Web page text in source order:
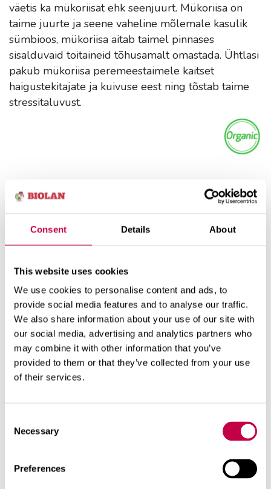
Consent Details About
This website uses cookies
We use cookies to personalise content and ads, to
provide social media features and to analyse our traffic.
We also share information about your use of our site with
our social media, advertising and analytics partners who
may combine it with other information that you’ve
provided to them or that they’ve collected from your use
of their services.
Selection
Necessary
Preferences
väetis ka mükoriisat ehk seenjuurt. Mükoriisa on
taime juurte ja seene vaheline mõlemale kasulik
sümbioos, mükoriisa aitab taimel pinnases
sisalduvaid toitaineid tõhusamalt omastada. Ühtlasi
pakub mükoriisa peremeestaimele kaitset
haigustekitajate ja kuivuse eest ning tõstab taime
stressitaluvust.
Kasutamine Tooteteave
Väetatakse kevadel pärast pinnase sulamist.
Väetist võib puistata taime juurte ümber
maapinnale või tõhustada väetise mõju,
puistates väetisepulbrit juurestiku piirkonda
pinnasesse tehtud aukudesse. Tehke ümber
taime kangi või labidaga iga väetamisjuhises
toodud korgitäie kohta üks auk ja doseerige
väetis otse auku. Katke väetis mullaga.
Doseerimine:
, pakendist
piisab 12 m
, pakendist piisab 12